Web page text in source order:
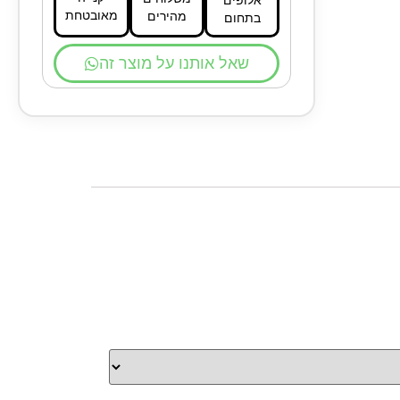
בתחום
מהירים
מאובטחת
שאל אותנו על מוצר זה